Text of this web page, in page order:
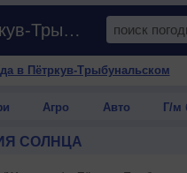
Ультрафиолетовое излучение в Пётркув-Трыбунальском
в Пётркув-Трыбунальском
Агро Авто Г/м
СОЛНЦА